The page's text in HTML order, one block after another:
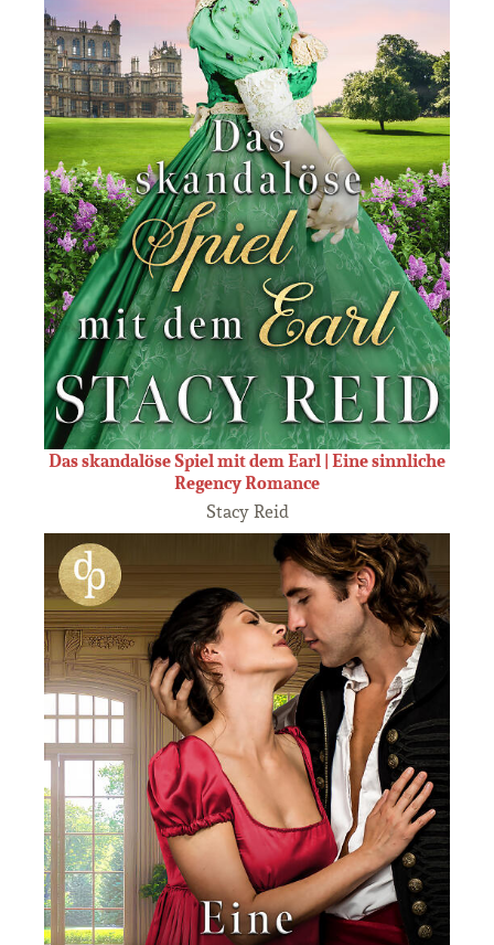
Das skandalöse Spiel mit dem Earl | Eine sinnliche
Regency Romance
Stacy Reid